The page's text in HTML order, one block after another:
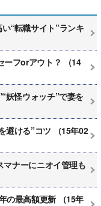
“転職サイト”ランキ
ーフorアウト？ （14
妖怪ウォッチ”で妻を
避ける”コツ （15年02
ナーにニオイ管理も
の最高額更新 （15年